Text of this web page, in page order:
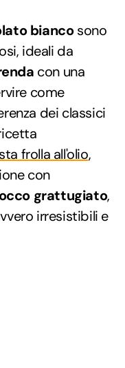
biancosono
ideali da
con una
come
dei classici
frolla all'olio,
con
grattugiato,
irresistibili e